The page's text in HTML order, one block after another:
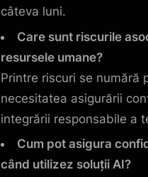
câteva luni.
Care sunt riscurile
resursele umane?
Printre riscuri se numără
necesitatea asigurării
integrării responsabile a
Cum pot asigura
când utilizez soluții AI?